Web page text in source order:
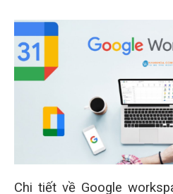
Chi tiết về Google